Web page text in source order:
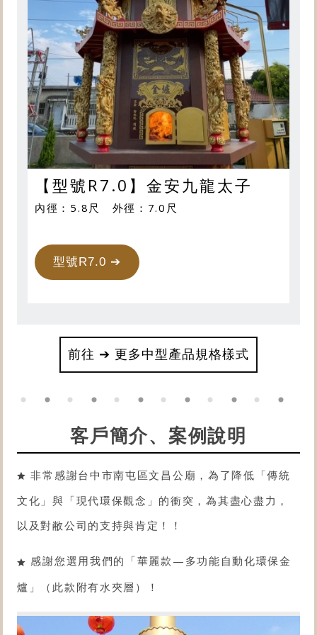
【型號R7.0】金安九龍太子
內徑：5.8尺 外徑：7.0尺
型號R7.0 ➔
前往 ➔ 更多中型產品規格樣式
客戶簡介、案例說明
非常感謝台中市南屯區文昌公廟，為了降低「傳統
文化」與「現代環保觀念」的衝突，為其盡心盡力，
以及對敝公司的支持與肯定！！
感謝您選用我們的「華麗款 — 多功能自動化環保金
爐 」（此款附有水夾層）！